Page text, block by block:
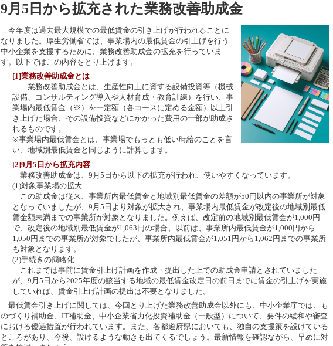
9月5日から拡充された業務改善助成金
今年度は過去最大規模での最低賃金の引き上げが行われることに
なりました。厚生労働省では、事業場内の最低賃金の引上げを行う
中小企業を支援するために、業務改善助成金の拡充を行っていま
す。以下ではこの内容をとり上げます。
[1]業務改善助成金とは
業務改善助成金とは、生産性向上に資する設備投資等（機械
設備、コンサルティング導入や人材育成・教育訓練）を行い、事
業場内最低賃金（※）を一定額（各コースに定める金額）以上引
き上げた場合、その設備投資などにかかった費用の一部が助成さ
れるものです。
※事業場内最低賃金とは、事業場でもっとも低い時給のことを言
い、地域別最低賃金と同じように計算します。
[2]9月5日から拡充内容
業務改善助成金は、9月5日から以下の拡充が行われ、使いやすくなっています。
(1)対象事業場の拡大
この助成金は従来、事業所内最低賃金と地域別最低賃金の差額が50円以内の事業所が対象
となっていましたが、9月5日より対象が拡大され、事業場内最低賃金が改定後の地域別最低
賃金額未満までの事業所が対象となりました。例えば、改定前の地域別最低賃金が1,000円
で、改定後の地域別最低賃金が1,063円の場合、以前は、事業所内最低賃金が1,000円から
1,050円までの事業所が対象でしたが、事業所内最低賃金が1,051円から1,062円までの事業所
も対象となります。
(2)手続きの簡略化
これまでは事前に賃金引上げ計画を作成・提出した上での助成金申請とされていました
が、9月5日から2025年度の該当する地域の最低賃金改定日の前日までに賃金の引上げを実施
していれば、賃金引上げ計画の提出は不要となりました。
最低賃金引き上げに関しては、今回とり上げた業務改善助成金以外にも、中小企業庁では、も
のづくり補助金、IT補助金、中小企業省力化投資補助金（一般型）について、要件の緩和や審査
における優遇措置が行われています。また、各都道府県においても、独自の支援策を設けている
ところがあり、今後、設けるような動きも出てくるでしょう。最新情報を確認ながら、早めに対